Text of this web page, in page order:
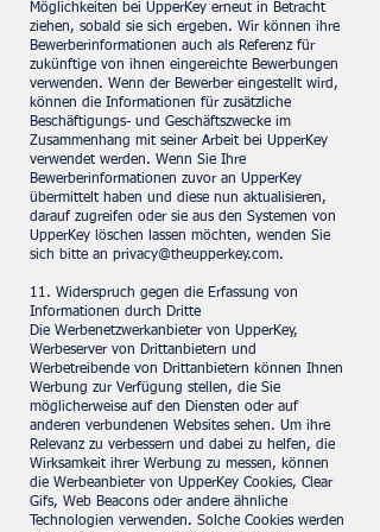
Möglichkeiten bei UpperKey erneut in Betracht
ziehen, sobald sie sich ergeben. Wir können ihre
Bewerberinformationen auch als Referenz für
zukünftige von ihnen eingereichte Bewerbungen
verwenden. Wenn der Bewerber eingestellt wird,
können die Informationen für zusätzliche
Beschäftigungs- und Geschäftszwecke im
Zusammenhang mit seiner Arbeit bei UpperKey
verwendet werden. Wenn Sie Ihre
Bewerberinformationen zuvor an UpperKey
übermittelt haben und diese nun aktualisieren,
darauf zugreifen oder sie aus den Systemen von
UpperKey löschen lassen möchten, wenden Sie
sich bitte an privacy@theupperkey.com.
11. Widerspruch gegen die Erfassung von
Informationen durch Dritte
Die Werbenetzwerkanbieter von UpperKey,
Werbeserver von Drittanbietern und
Werbetreibende von Drittanbietern können Ihnen
Werbung zur Verfügung stellen, die Sie
möglicherweise auf den Diensten oder auf
anderen verbundenen Websites sehen. Um ihre
Relevanz zu verbessern und dabei zu helfen, die
Wirksamkeit ihrer Werbung zu messen, können
die Werbeanbieter von UpperKey Cookies, Clear
Gifs, Web Beacons oder andere ähnliche
Technologien verwenden. Solche Cookies werden